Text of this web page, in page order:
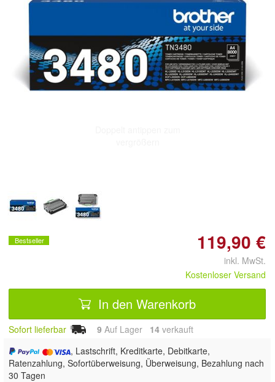
Bestseller 119,90 €
inkl. MwSt.
Kostenloser Versand
In den Warenkorb
Sofort lieferbar 9 Auf Lager 14 verkauft
, Lastschrift, Kreditkarte, Debitkarte,
Ratenzahlung, Sofortüberweisung, Überweisung, Bezahlung nach
30 Tagen